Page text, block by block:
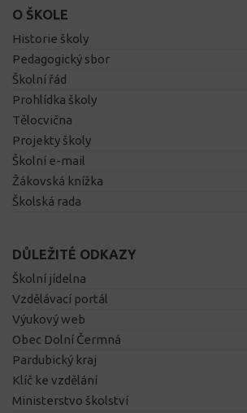
O ŠKOLE
Historie školy
Pedagogický sbor
Školní řád
Prohlídka školy
Tělocvična
Projekty školy
Školní e-mail
Žákovská knížka
Školská rada
DŮLEŽITÉ ODKAZY
Školní jídelna
Vzdělávací portál
Výukový web
Obec Dolní Čermná
Pardubický kraj
Klíč ke vzdělání
Ministerstvo školství